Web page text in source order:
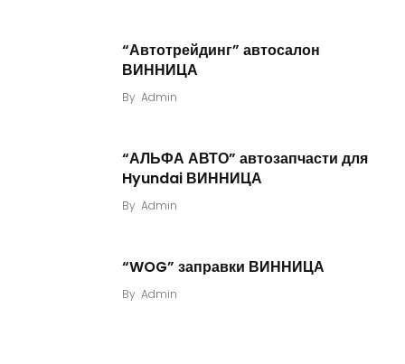
“Автотрейдинг” автосалон
ВИННИЦА
By Admin
“АЛЬФА АВТО” автозапчасти для
Hyundai ВИННИЦА
By Admin
“WOG” заправки ВИННИЦА
By Admin